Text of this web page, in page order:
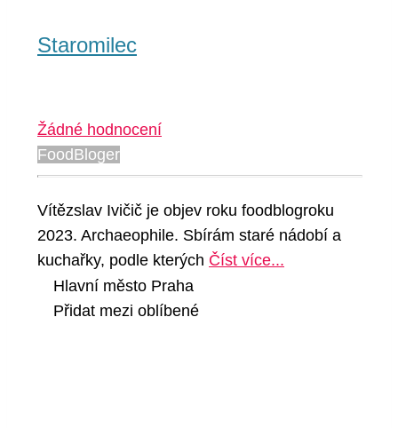
Staromilec
Žádné hodnocení
FoodBloger
Vítězslav Ivičič je objev roku foodblogroku
2023. Archaeophile. Sbírám staré nádobí a
kuchařky, podle kterých Číst více...
Hlavní město Praha
Přidat mezi oblíbené